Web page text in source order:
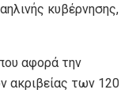
κυβέρνησης,
αφορά την
ακριβείας των 120